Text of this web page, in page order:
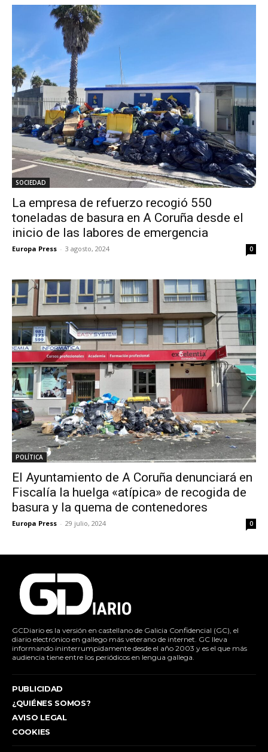
SOCIEDAD
La empresa de refuerzo recogió 550
toneladas de basura en A Coruña desde el
inicio de las labores de emergencia
Europa Press - 3 agosto, 2024 0
POLÍTICA
El Ayuntamiento de A Coruña denunciará en
Fiscalía la huelga «atípica» de recogida de
basura y la quema de contenedores
Europa Press - 29 julio, 2024 0
GCDiario es la versión en castellano de Galicia Confidencial (GC), el
diario electrónico en gallego más veterano de internet. GC lleva
informando ininterrumpidamente desde el año 2003 y es el que más
audiencia tiene entre los periódicos en lengua gallega.
PUBLICIDAD
¿QUIÉNES SOMOS?
AVISO LEGAL
COOKIES